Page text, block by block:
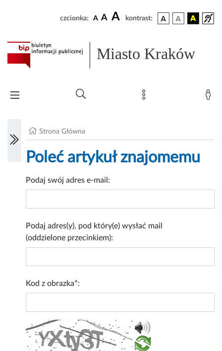
czcionka: A A A kontrast:
Miasto Kraków
Strona Główna
Poleć artykuł znajomemu
Podaj swój adres e-mail:
Podaj adres(y), pod który(e) wysłać mail
(oddzielone przecinkiem):
Kod z obrazka*: